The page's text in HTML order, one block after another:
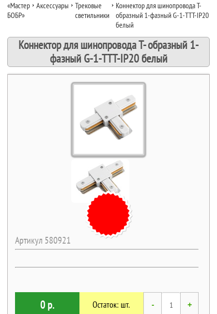
«Мастер
БОБР»
Аксессуары
Трековые
светильники
Коннектор для шинопровода Т-
образный 1-фазный G-1-TTT-IP20
белый
Коннектор для шинопровода Т- образный 1-
фазный G-1-TTT-IP20 белый
Артикул 580921
0 р. Остаток: шт. - +